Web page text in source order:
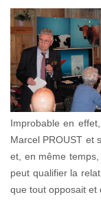
Improbable en
Marcel PROUST et
et, en même temps,
peut qualifier la
que tout opposait et